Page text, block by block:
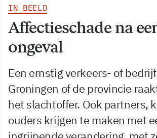
IN BEELD
Affectieschade na
ongeval
Een ernstig verkeers- of
Groningen of de provincie
het slachtoffer. Ook partners,
ouders krijgen te maken met